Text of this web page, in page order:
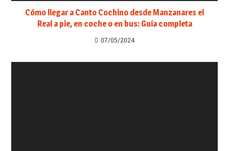
Cómo llegar a Canto Cochino desde Manzanares el
Real a pie, en coche o en bus: Guía completa
07/05/2024